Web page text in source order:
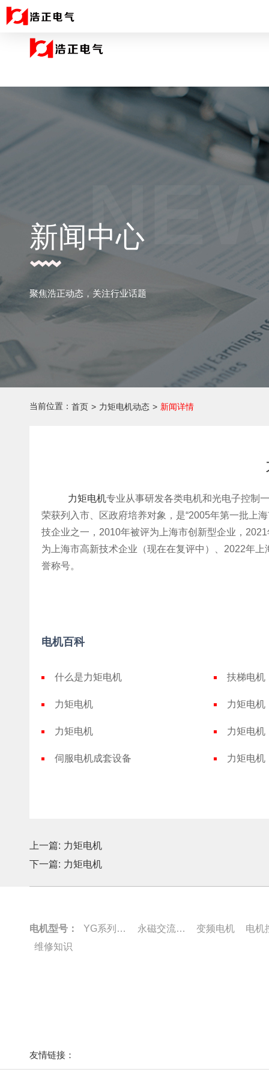
新闻中心
聚焦浩正动态，关注行业话题
当前位置： 首页 > 力矩电机动态 > 新闻详情
力矩电机专业从事研发各类电机和光电子控制
荣获列入市、区政府培养对象，是“2005年第一批上
技企业之一，2010年被评为上海市创新型企业，
为上海市高新技术企业（现在在复评中）、2022年
誉称号。
电机百科
什么是力矩电机 扶梯电机
力矩电机 力矩电机
力矩电机 力矩电机
伺服电机成套设备 力矩电机
上一篇: 力矩电机
下一篇: 力矩电机
电机型号： YG系列电机 永磁交流伺服电动机 变频电机
电机
维修知识
友情链接：